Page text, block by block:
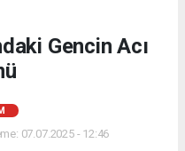
Gencin Acı
07.07.2025 - 12:46